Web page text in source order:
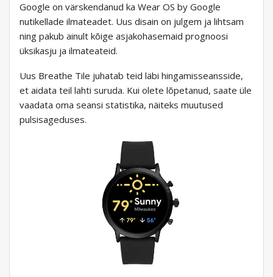
Google on värskendanud ka Wear OS by Google
nutikellade ilmateadet. Uus disain on julgem ja lihtsam
ning pakub ainult kõige asjakohasemaid prognoosi
üksikasju ja ilmateateid.
Uus Breathe Tile juhatab teid läbi hingamisseansside,
et aidata teil lahti suruda. Kui olete lõpetanud, saate üle
vaadata oma seansi statistika, näiteks muutused
pulsisageduses.